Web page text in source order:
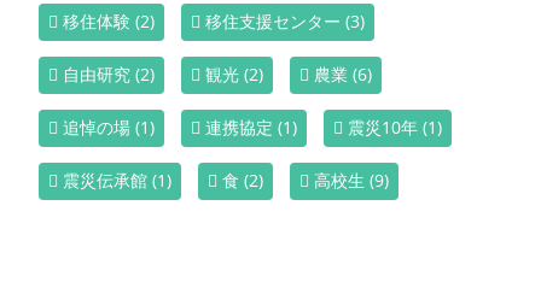
移住体験 (2) 移住支援センター (3)
自由研究 (2) 観光 (2) 農業 (6)
追悼の場 (1) 連携協定 (1) 震災10年 (1)
震災伝承館 (1) 食 (2) 高校生 (9)